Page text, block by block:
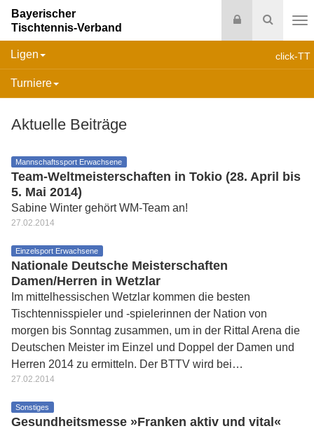
Suche
Login
Bayerischer
Tischtennis-Verband
click-TT
Ligen
Turniere
Aktuelle Beiträge
Mannschaftssport Erwachsene
Team-Weltmeisterschaften in Tokio (28. April bis
5. Mai 2014)
Sabine Winter gehört WM-Team an!
27.02.2014
Einzelsport Erwachsene
Nationale Deutsche Meisterschaften
Damen/Herren in Wetzlar
Im mittelhessischen Wetzlar kommen die besten
Tischtennisspieler und -spielerinnen der Nation von
morgen bis Sonntag zusammen, um in der Rittal Arena die
Deutschen Meister im Einzel und Doppel der Damen und
Herren 2014 zu ermitteln. Der BTTV wird bei…
27.02.2014
Sonstiges
Gesundheitsmesse »Franken aktiv und vital«